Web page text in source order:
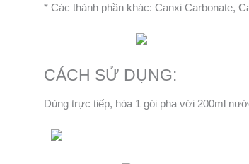
* Các thành phần khác: Canxi Carbonate,
CÁCH SỬ DỤNG:
Dùng trực tiếp, hòa 1 gói pha với 200ml